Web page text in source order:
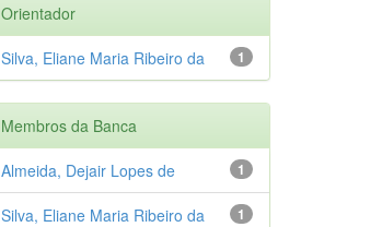
Orientador
1
Silva, Eliane Maria Ribeiro da
Membros da Banca
1
Almeida, Dejair Lopes de
1
Silva, Eliane Maria Ribeiro da